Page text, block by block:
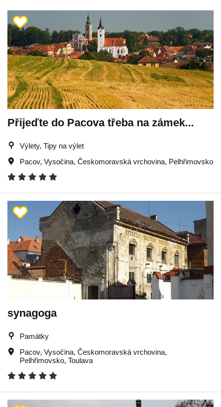
Přijeďte do Pacova třeba na zámek...
Výlety, Tipy na výlet
Pacov, Vysočina, Českomoravská vrchovina, Pelhřimovsko
synagoga
Památky
Pacov, Vysočina, Českomoravská vrchovina,
Pelhřimovsko, Toulava